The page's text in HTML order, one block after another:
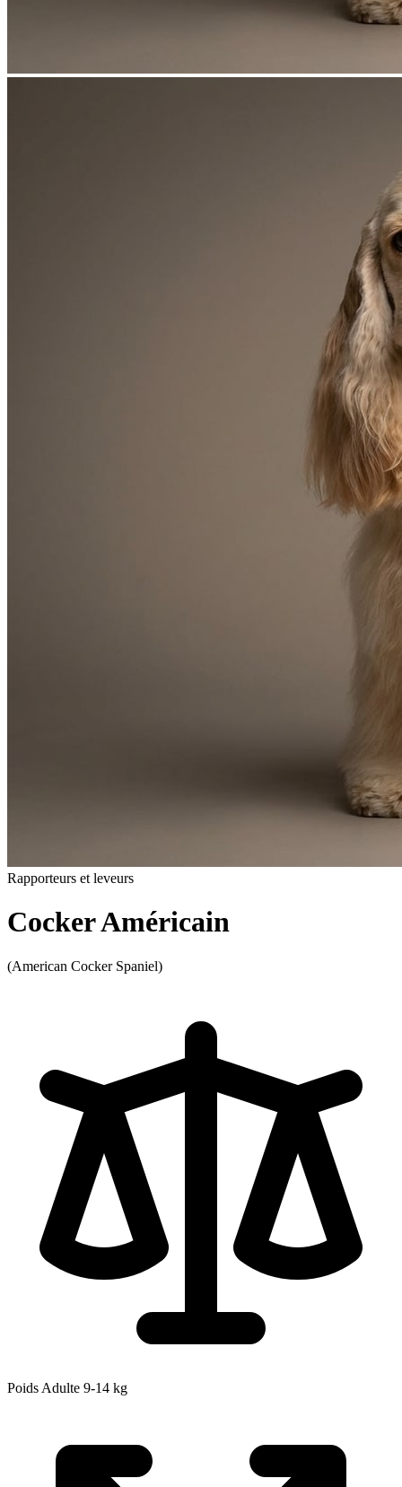
Rapporteurs et leveurs
Cocker Américain
(American Cocker Spaniel)
Poids Adulte 9-14 kg